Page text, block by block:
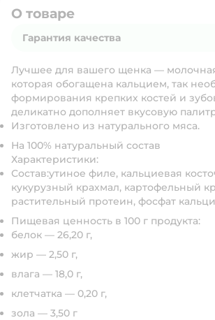
О товаре
Гарантия качества
Лучшее для вашего щенка —
которая обогащена кальцием, так
формирования крепких костей и
деликатно дополняет вкусовую
Изготовлено из натурального мяса.
На 100% натуральный состав
Характеристики:
Состав:утиное филе, кальциевая
кукурузный крахмал, картофельный
растительный протеин, фосфат
Пищевая ценность в 100 г продукта:
белок — 26,20 г,
жир — 2,50 г,
влага — 18,0 г,
клетчатка — 0,20 г,
зола — 3,50 г